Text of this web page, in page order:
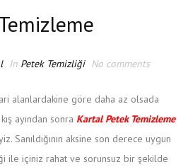
In Petek Temizliği No comments
alanlardakine göre daha az olsada
ayından sonra Kartal Petek Temizleme
Sanıldığının aksine son derece uygun
ile içiniz rahat ve sorunsuz bir şekilde